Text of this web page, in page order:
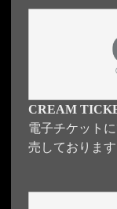
CREAM
電子チケット
売しております